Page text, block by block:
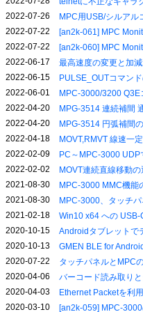
2022-07-26
MPC用USB/シルアル
2022-07-22
[an2k-061] MPC
2022-07-22
[an2k-060] MPC
2022-06-17
最高速度の変更と加
2022-06-15
PULSE_OUTコマン
2022-06-01
MPC-3000/3200 Q3E
2022-04-20
MPG-3514 連続補間
2022-04-20
MPG-3514 円弧補間
2022-04-18
MOVT,RMVT 線速一定
2022-02-09
PC～MPC-3000 UDP
2022-02-02
MOVT連続直線移動
2021-08-30
MPC-3000 MMC機能
2021-08-30
MPC-3000、タッチ
2021-02-18
Win10 x64 への
2020-10-15
Androidタブレットで
2020-10-13
GMEN BLE for
2020-07-22
タッチパネルとMPC
2020-04-06
バーコード読み取り
2020-04-03
Ethernet Packetを利
2020-03-10
[an2k-059] MPC-